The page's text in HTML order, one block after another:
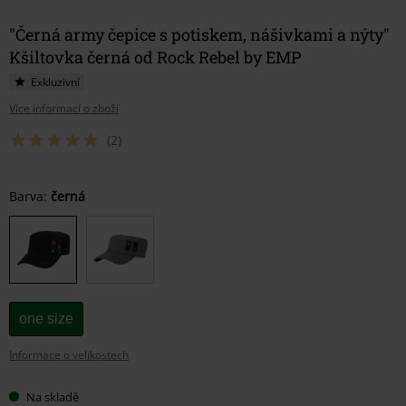
"Černá army čepice s potiskem, nášivkami a nýty"
Kšiltovka černá od Rock Rebel by EMP
Exkluzivní
Více informací o zboží
(2)
Vyberte
si
velikost
Barva: černá
one size
Informace o velikostech
Na skladě